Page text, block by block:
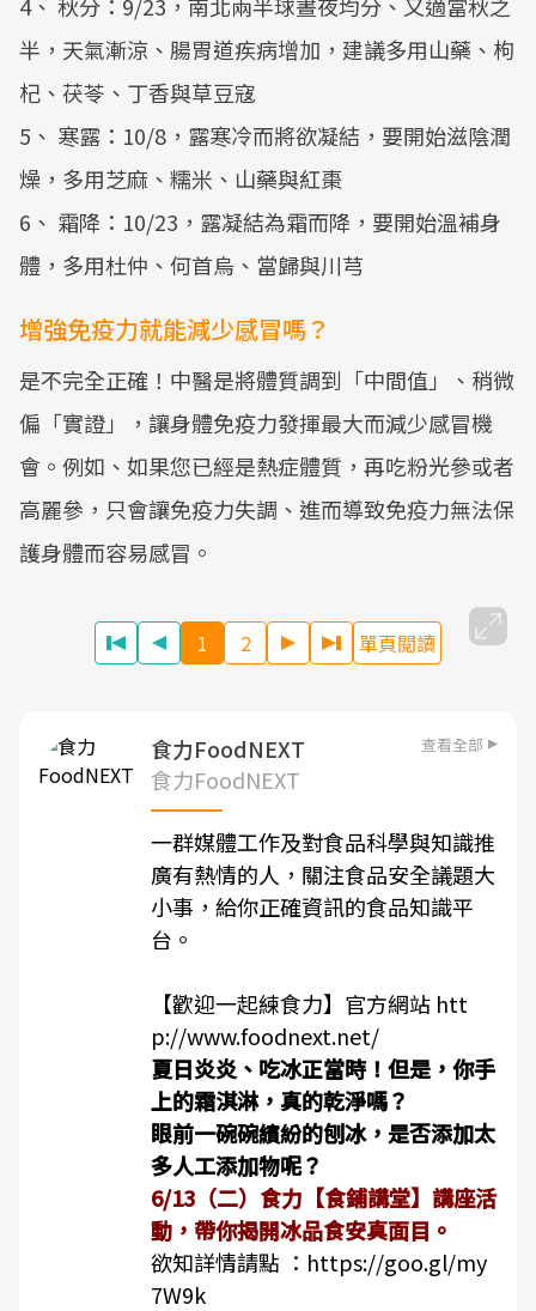
半，天氣漸涼、腸胃道疾病增加，建議多用山藥、枸
杞、茯苓、丁香與草豆寇
5、 寒露：10/8，露寒冷而將欲凝結，要開始滋陰潤
燥，多用芝麻、糯米、山藥與紅棗
6、 霜降：10/23，露凝結為霜而降，要開始溫補身
體，多用杜仲、何首烏、當歸與川芎
增強免疫力就能減少感冒嗎？
是不完全正確！中醫是將體質調到「中間值」、稍微
偏「實證」，讓身體免疫力發揮最大而減少感冒機
會。例如、如果您已經是熱症體質，再吃粉光參或者
高麗參，只會讓免疫力失調、進而導致免疫力無法保
護身體而容易感冒。
1 2 單頁閱讀
食力FoodNEXT 查看全部
食力FoodNEXT
一群媒體工作及對食品科學與知識推
廣有熱情的人，關注食品安全議題大
小事，給你正確資訊的食品知識平
台。
【歡迎一起練食力】官方網站 htt
p://www.foodnext.net/
夏日炎炎、吃冰正當時！但是，你手
上的霜淇淋，真的乾淨嗎？
眼前一碗碗繽紛的刨冰，是否添加太
多人工添加物呢？
6/13（二）食力【食鋪講堂】講座活
動，帶你揭開冰品食安真面目。
欲知詳情請點 ： https://goo.gl/my
7W9k